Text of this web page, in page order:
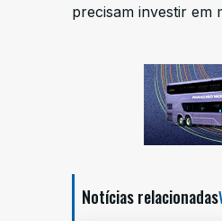
precisam investir em
Notícias relacionadas